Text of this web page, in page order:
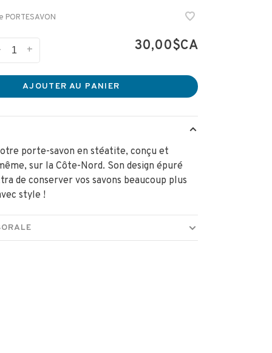
PORTESAVON
+ 30,00$CA
AJOUTER AU PANIER
porte-savon en stéatite, conçu et
sur la Côte-Nord. Son design épuré
de conserver vos savons beaucoup plus
style !